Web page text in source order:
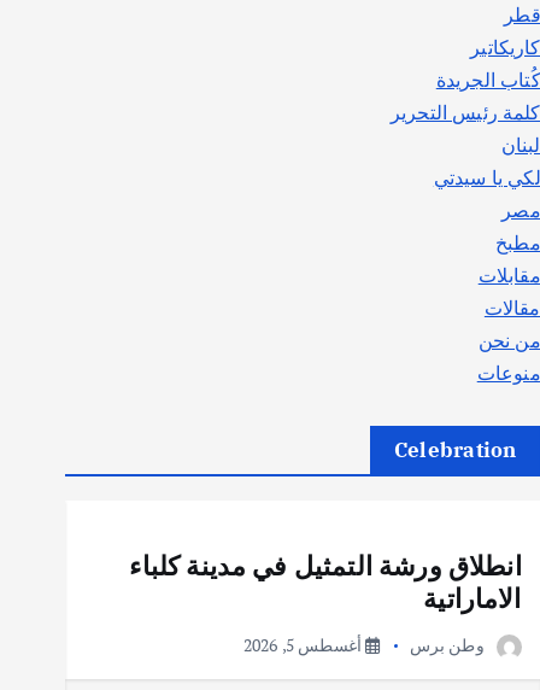
قطر
كاريكاتير
كُتاب الجريدة
كلمة رئيس التحرير
لبنان
لكي يا سيدتي
مصر
مطبخ
مقابلات
مقالات
من نحن
منوعات
Celebration
انطلاق ورشة التمثيل في مدينة كلباء
الاماراتية
وطن برس أغسطس 5, 2026